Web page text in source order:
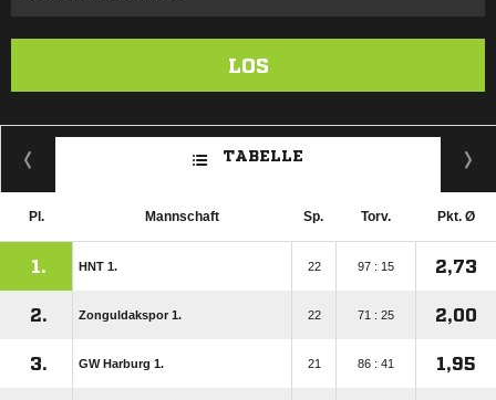
LOS
TABELLE
Pl. Mannschaft Sp. Torv. Pkt. Ø
1. HNT 1. 22 97 : 15 2,73
2. Zonguldakspor 1. 22 71 : 25 2,00
3. GW Harburg 1. 21 86 : 41 1,95